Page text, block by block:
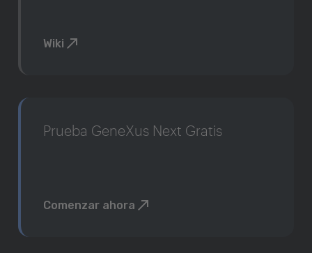
Wiki
Prueba GeneXus Next Gratis
Comenzar ahora